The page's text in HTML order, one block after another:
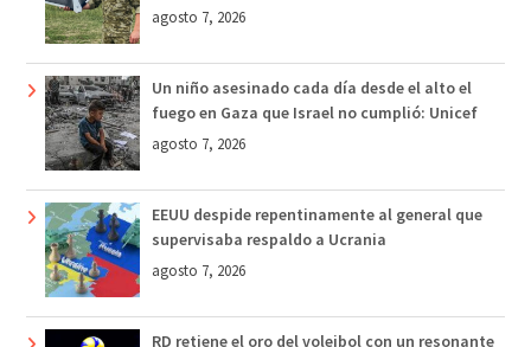
agosto 7, 2026
Un niño asesinado cada día desde el alto el
fuego en Gaza que Israel no cumplió: Unicef
agosto 7, 2026
EEUU despide repentinamente al general que
supervisaba respaldo a Ucrania
agosto 7, 2026
RD retiene el oro del voleibol con un resonante